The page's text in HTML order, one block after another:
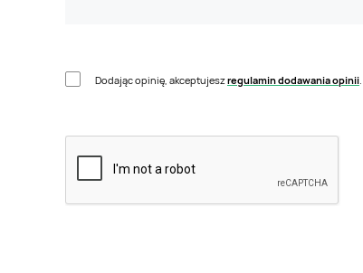
Dodając opinię, akceptujeszregulamin dodawania opinii